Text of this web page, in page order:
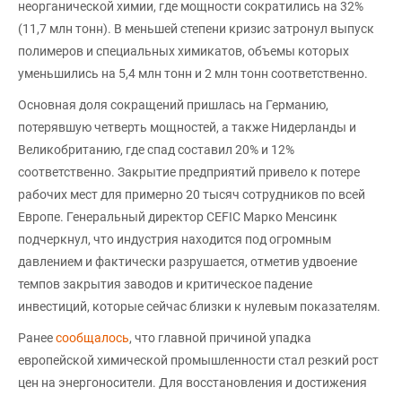
неорганической химии, где мощности сократились на 32%
(11,7 млн тонн). В меньшей степени кризис затронул выпуск
полимеров и специальных химикатов, объемы которых
уменьшились на 5,4 млн тонн и 2 млн тонн соответственно.
Основная доля сокращений пришлась на Германию,
потерявшую четверть мощностей, а также Нидерланды и
Великобританию, где спад составил 20% и 12%
соответственно. Закрытие предприятий привело к потере
рабочих мест для примерно 20 тысяч сотрудников по всей
Европе. Генеральный директор CEFIC Марко Менсинк
подчеркнул, что индустрия находится под огромным
давлением и фактически разрушается, отметив удвоение
темпов закрытия заводов и критическое падение
инвестиций, которые сейчас близки к нулевым показателям.
Ранеесообщалось, что главной причиной упадка
европейской химической промышленности стал резкий рост
цен на энергоносители. Для восстановления и достижения